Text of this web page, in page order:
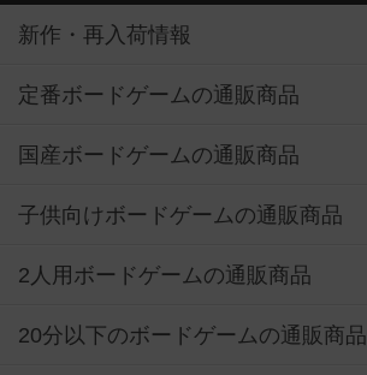
新作・再入荷情報
定番ボードゲームの通販商品
国産ボードゲームの通販商品
子供向けボードゲームの通販商品
2人用ボードゲームの通販商品
20分以下のボードゲームの通販商品